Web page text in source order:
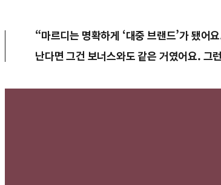
“마르디는 명확하게 ‘대중 브랜드’가 됐어
난다면 그건 보너스와도 같은 거였어요. 그